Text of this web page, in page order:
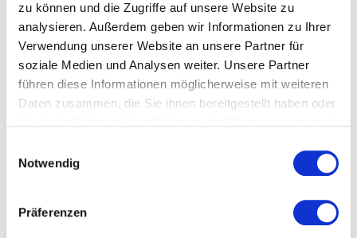
zu können und die Zugriffe auf unsere Website zu
analysieren. Außerdem geben wir Informationen zu Ihrer
Verwendung unserer Website an unsere Partner für
soziale Medien und Analysen weiter. Unsere Partner
führen diese Informationen möglicherweise mit weiteren
Daten zusammen, die Sie ihnen bereitgestellt haben oder
Notwendig
Präferenzen
Ort und Anfahrt
Veranstaltet von